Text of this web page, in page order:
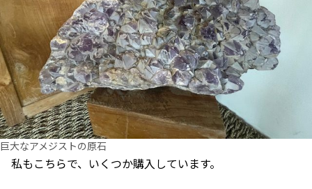
巨大なアメジストの原石
私もこちらで、いくつか購入しています。